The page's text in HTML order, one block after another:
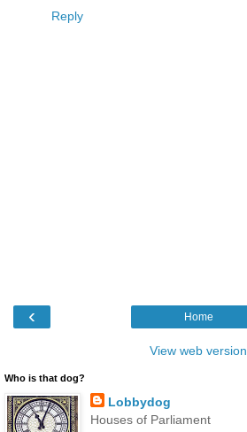
Reply
‹ Home
View web version
Who is that dog?
Lobbydog
Houses of Parliament